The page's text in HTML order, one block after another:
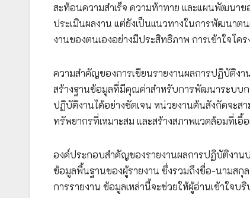
สะท้อนความสำเร็จ ความท้าทาย และแผนพัฒนา
ประเมินผลงาน แต่ยังเป็นแนวทางในการพัฒนาต
งานของตนเองอย่างมีประสิทธิภาพ การเข้าใจโค
ความสำคัญของการเขียนรายงานผลการปฏิบัติงา
สร้างฐานข้อมูลที่มีคุณค่าสำหรับการพัฒนาระบบก
ปฏิบัติงานได้อย่างชัดเจน หน่วยงานต้นสังกัดจะส
ทรัพยากรที่เหมาะสม และสร้างสภาพแวดล้อมที่เ
องค์ประกอบสำคัญของรายงานผลการปฏิบัติงาน
ข้อมูลพื้นฐานของผู้รายงาน ซึ่งรวมถึงชื่อ-นามสกุ
การรายงาน ข้อมูลเหล่านี้จะช่วยให้ผู้อ่านเข้าใจบ